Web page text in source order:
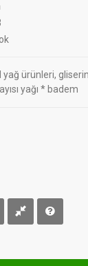
ürünleri, gliserin
yağı * badem